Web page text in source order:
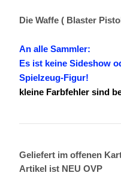
Die Waffe ( Blaster
An alle Sammler:
Es ist keine Sideshow
Spielzeug-Figur!
kleine Farbfehler sind
Geliefert im offenen
Artikel ist NEU OVP